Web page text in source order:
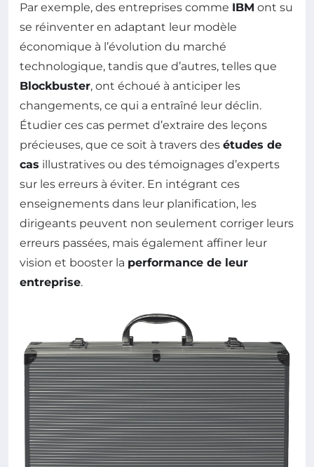
Par exemple, des entreprises comme IBM ont su
se réinventer en adaptant leur modèle
économique à l’évolution du marché
technologique, tandis que d’autres, telles que
Blockbuster, ont échoué à anticiper les
changements, ce qui a entraîné leur déclin.
Étudier ces cas permet d’extraire des leçons
précieuses, que ce soit à travers des études de
cas illustratives ou des témoignages d’experts
sur les erreurs à éviter. En intégrant ces
enseignements dans leur planification, les
dirigeants peuvent non seulement corriger leurs
erreurs passées, mais également affiner leur
vision et booster la performance de leur
entreprise.